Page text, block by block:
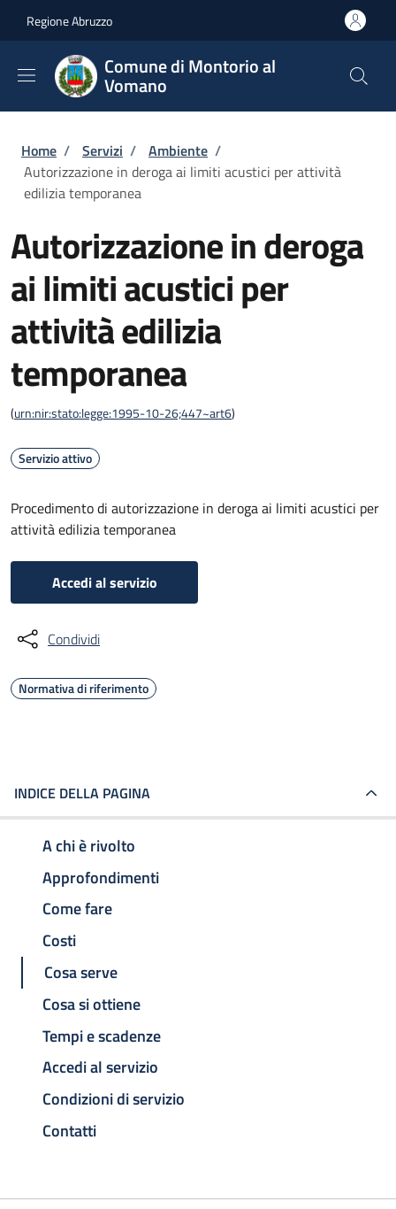
Regione Abruzzo
Comune di Montorio al
Vomano
Briciole di pane
Home / Servizi / Ambiente /
Autorizzazione in deroga ai limiti acustici per attività
edilizia temporanea
Autorizzazione in deroga
ai limiti acustici per
attività edilizia
temporanea
(urn:nir:stato:legge:1995-10-26;447~art6)
Servizio attivo
Procedimento di autorizzazione in deroga ai limiti acustici per
attività edilizia temporanea
Accedi al servizio
Condividi
Normativa di riferimento
INDICE DELLA PAGINA
A chi è rivolto
Approfondimenti
Come fare
Costi
Cosa serve
Cosa si ottiene
Tempi e scadenze
Accedi al servizio
Condizioni di servizio
Contatti